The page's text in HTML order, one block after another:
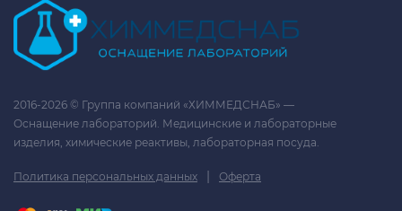
2016-2026 © Группа компаний «ХИММЕДСНАБ» —
Оснащение лабораторий. Медицинские и лабораторные
изделия, химические реактивы, лабораторная посуда.
Политика персональных данных | Оферта